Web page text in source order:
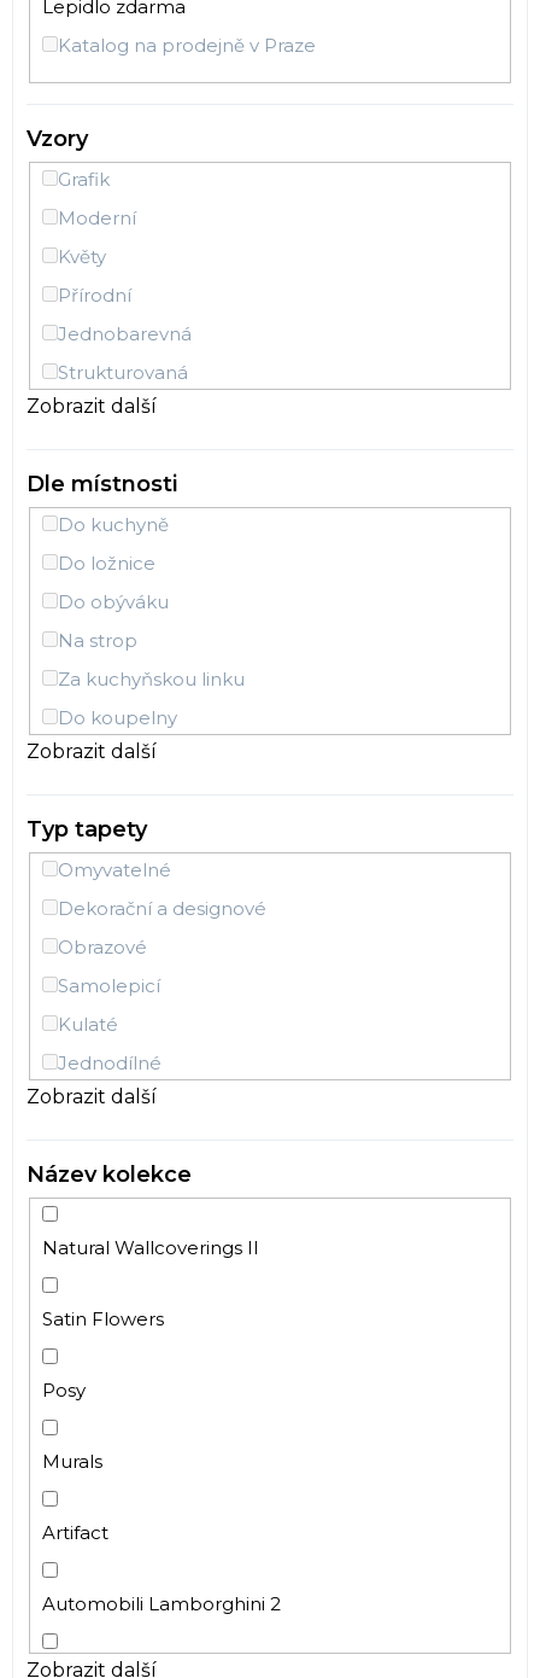
Lepidlo zdarma
Katalog na prodejně v Praze
Vzory
Grafik
Moderní
Květy
Přírodní
Jednobarevná
Strukturovaná
Pruhy
Beton
Listy
Stromy
Látka
Klasický
Anglické
Cihly
3D
Dětský
Mramor
Ornamenty
Vintage
Ryby
Džungle
Palmy
Jednobarevné
Zámecký
Omítka
Kámen
Dřevo
Pro holky
Retro
Růže
Art Deco
Pro kluky
Zobrazit další
Dle místnosti
Do kuchyně
Do ložnice
Do obýváku
Na strop
Za kuchyňskou linku
Do koupelny
Do dětského pokoje
Do předsíně
Do komerčních prostor
Dětský pokoj
Chodba
Zobrazit další
Typ tapety
Omyvatelné
Dekorační a designové
Obrazové
Samolepicí
Kulaté
Jednodílné
Vliesové
Papírové
Vinylové
Samolepicí dekorace
Moderní
Zobrazit další
Název kolekce
Natural Wallcoverings II
Satin Flowers
Posy
Murals
Artifact
Automobili Lamborghini 2
Zobrazit další